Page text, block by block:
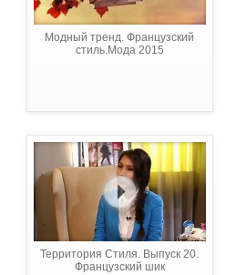
Модный тренд. Французский
стиль.Мода 2015
Территория Стиля. Выпуск 20.
Французский шик